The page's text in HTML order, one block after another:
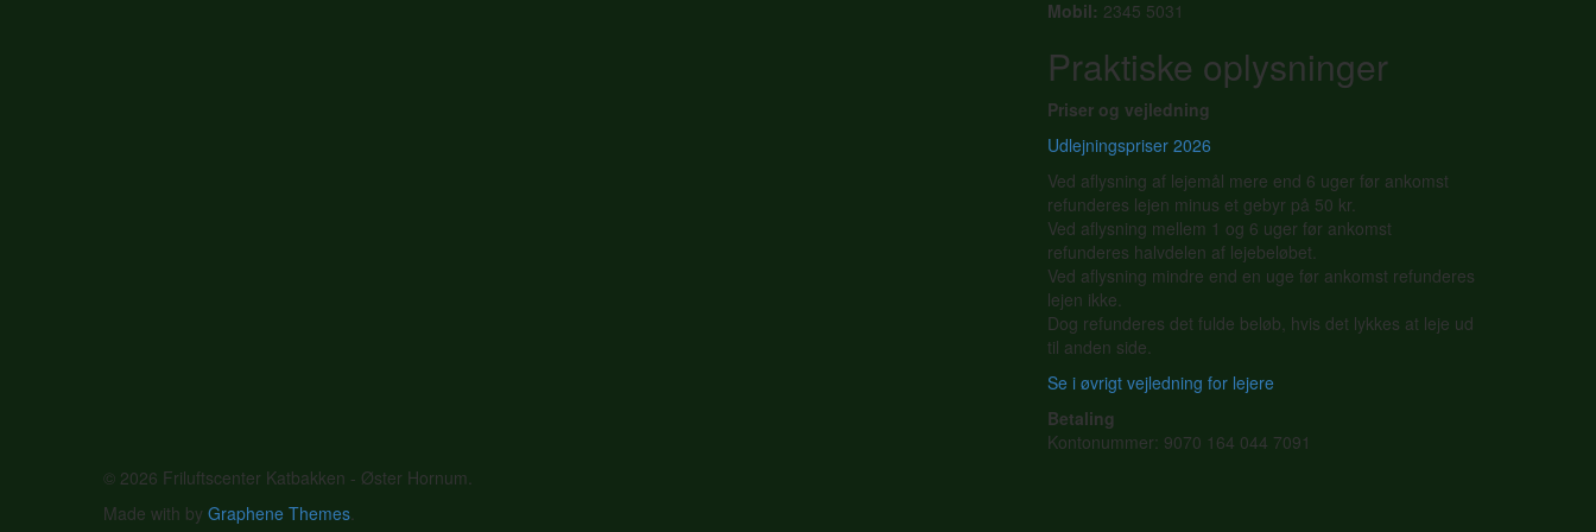
Mobil: 2345 5031
Praktiske oplysninger
Priser og vejledning
Udlejningspriser 2026
Ved aflysning af lejemål mere end 6 uger før ankomst
refunderes lejen minus et gebyr på 50 kr.
Ved aflysning mellem 1 og 6 uger før ankomst
refunderes halvdelen af lejebeløbet.
Ved aflysning mindre end en uge før ankomst refunderes
lejen ikke.
Dog refunderes det fulde beløb, hvis det lykkes at leje ud
til anden side.
Se i øvrigt vejledning for lejere
Betaling
Kontonummer: 9070 164 044 7091
© 2026 Friluftscenter Katbakken - Øster Hornum.
Made with by Graphene Themes.